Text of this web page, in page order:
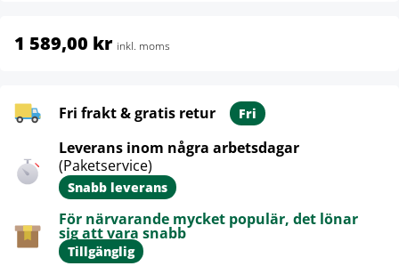
1 589,00 kr inkl. moms
Fri frakt & gratis retur Fri
Leverans inom några arbetsdagar
(Paketservice)
Snabb leverans
För närvarande mycket populär, det lönar
sig att vara snabb
Tillgänglig